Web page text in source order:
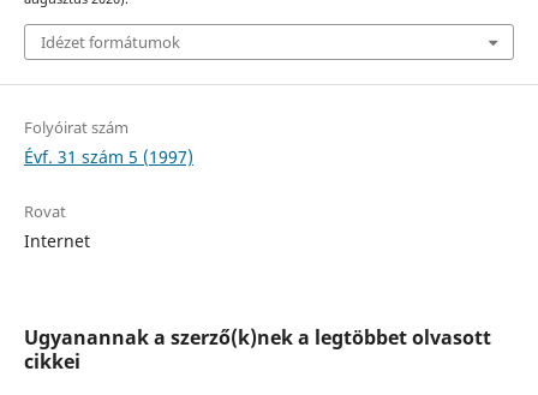
Idézet formátumok
Folyóirat szám
Évf. 31 szám 5 (1997)
Rovat
Internet
Ugyanannak a szerző(k)nek a legtöbbet olvasott
cikkei